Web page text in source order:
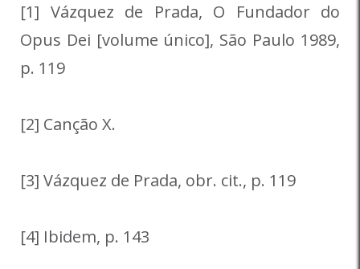
[1] Vázquez de Prada, O Fundador do
Opus Dei [volume único], São Paulo 1989,
p. 119
[2] Canção X.
[3] Vázquez de Prada, obr. cit., p. 119
[4] Ibidem, p. 143